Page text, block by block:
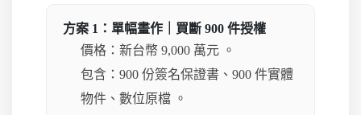
方案 1：單幅畫作｜買斷 900 件授權
價格：新台幣 9,000 萬元 。
包含：900 份簽名保證書、900 件實體
物件、數位原檔 。